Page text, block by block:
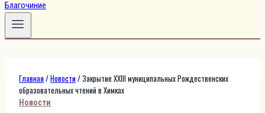
Главная/Новости/Закрытие XXIII муниципальных Рождественских
образовательных чтений в Химках
Новости